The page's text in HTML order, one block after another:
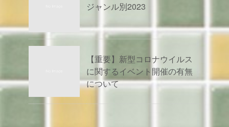
ジャンル別2023
【重要】新型コロナウイルス
に関するイベント開催の有無
について